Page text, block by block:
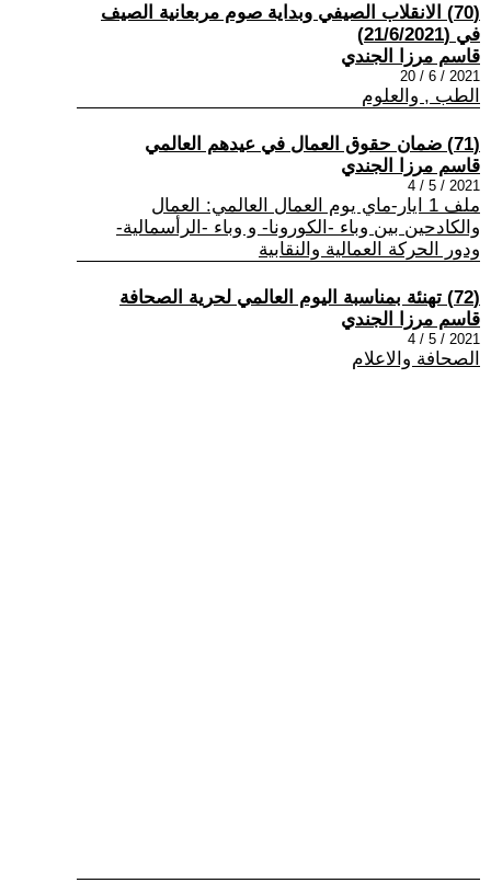
(70) الانقلاب الصيفي وبداية صوم مربعانية الصيف
في (21/6/2021)
قاسم مرزا الجندي
2021 / 6 / 20
الطب , والعلوم
(71) ضمان حقوق العمال في عيدهم العالمي
قاسم مرزا الجندي
2021 / 5 / 4
ملف 1 ايار-ماي يوم العمال العالمي: العمال
والكادحين بين وباء -الكورونا- و وباء -الرأسمالية-
ودور الحركة العمالية والنقابية
(72) تهنئة بمناسبة اليوم العالمي لحرية الصحافة
قاسم مرزا الجندي
2021 / 5 / 4
الصحافة والاعلام